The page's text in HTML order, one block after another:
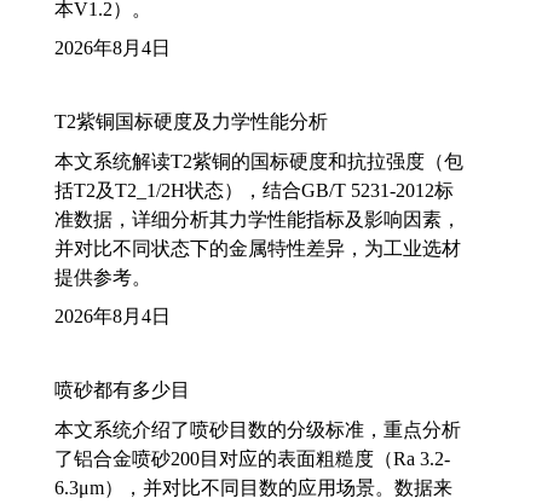
本V1.2）。
2026年8月4日
T2紫铜国标硬度及力学性能分析
本文系统解读T2紫铜的国标硬度和抗拉强度（包
括T2及T2_1/2H状态），结合GB/T 5231-2012标
准数据，详细分析其力学性能指标及影响因素，
并对比不同状态下的金属特性差异，为工业选材
提供参考。
2026年8月4日
喷砂都有多少目
本文系统介绍了喷砂目数的分级标准，重点分析
了铝合金喷砂200目对应的表面粗糙度（Ra 3.2-
6.3μm），并对比不同目数的应用场景。数据来